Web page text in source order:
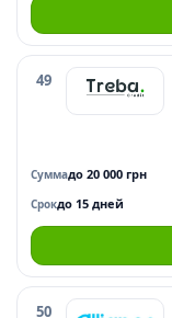
49
Суммадо 20 000 грн
Срокдо 15 дней
50